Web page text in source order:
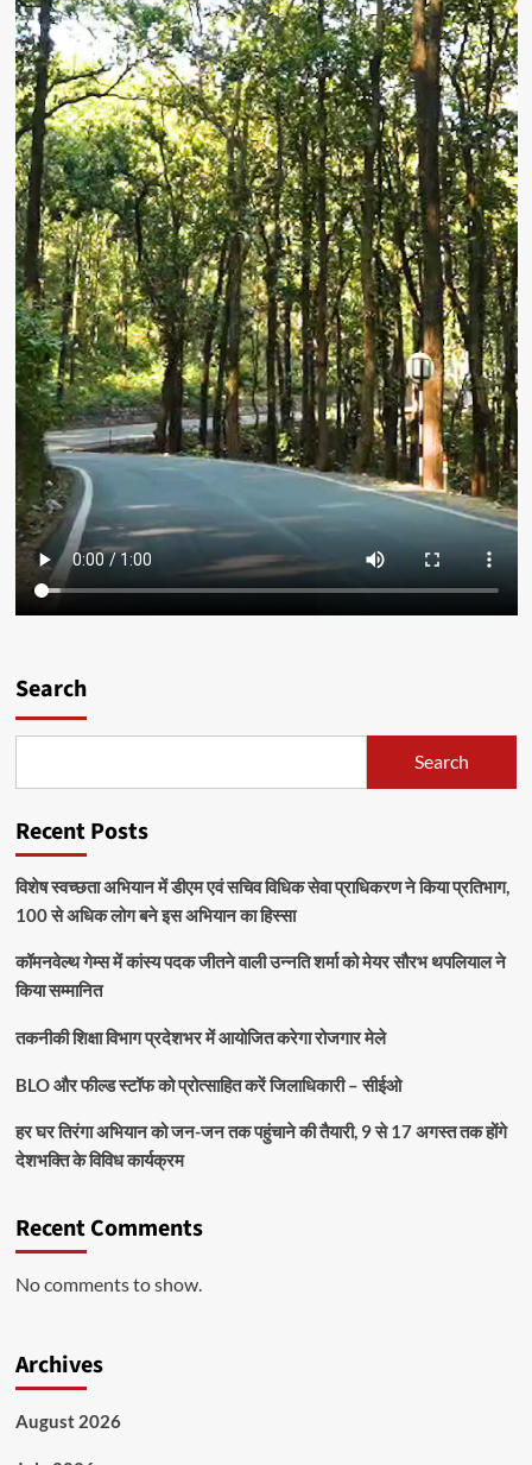
Search
Search
Recent Posts
विशेष स्वच्छता अभियान में डीएम एवं सचिव विधिक सेवा प्राधिकरण ने किया प्रतिभाग,
100 से अधिक लोग बने इस अभियान का हिस्सा
कॉमनवेल्थ गेम्स में कांस्य पदक जीतने वाली उन्नति शर्मा को मेयर सौरभ थपलियाल ने
किया सम्मानित
तकनीकी शिक्षा विभाग प्रदेशभर में आयोजित करेगा रोजगार मेले
BLO और फील्ड स्टॉफ को प्रोत्साहित करें जिलाधिकारी – सीईओ
हर घर तिरंगा अभियान को जन-जन तक पहुंचाने की तैयारी, 9 से 17 अगस्त तक होंगे
देशभक्ति के विविध कार्यक्रम
Recent Comments
No comments to show.
Archives
August 2026